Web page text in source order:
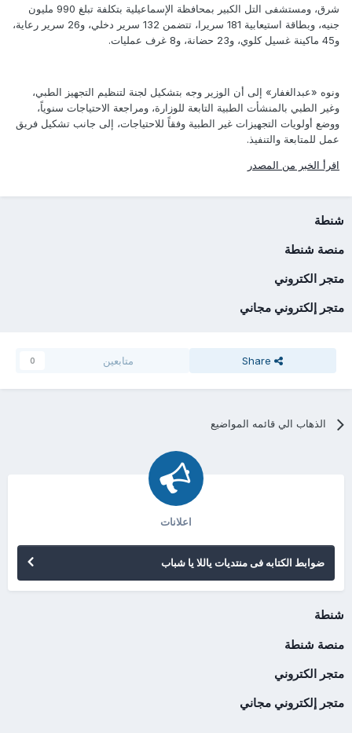
شرق، ومستشفى التل الكبير بمحافظة الإسماعيلية بتكلفة تبلغ 990 مليون
جنيه، وبطاقة استيعابية 181 سريرا، تتضمن 132 سرير دخلي، و26 سرير رعاية،
و45 ماكينة غسيل كلوي، و23 حضانة، و8 غرف عمليات.
ونوه «عبدالغفار» إلى أن الوزير وجه بتشكيل لجنة لتنظيم التجهيز الطبي،
وغير الطبي بالمنشأت الطبية التابعة للوزارة، ومراجعة الاحتياجات سنوياً،
ووضع أولويات التجهيزات غير الطبية وفقاً للاحتياجات، إلى جانب تشكيل فريق
عمل للمتابعة والتنفيذ.
اقرأ الخبر من المصدر
شنطة
منصة شنطة
متجر الكتروني
متجر إلكتروني مجاني
Share متابعين 0
الذهاب الي قائمه المواضيع
اعلانات
ضوابط الكتابه فى منتديات ياللا يا شباب
شنطة
منصة شنطة
متجر الكتروني
متجر إلكتروني مجاني